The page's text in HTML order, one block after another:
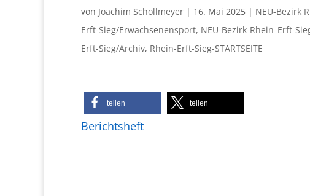
von Joachim Schollmeyer | 16. Mai 2025 | NEU-Bezirk
Erft-Sieg/Erwachsenensport, NEU-Bezirk-Rhein_Erft-
Erft-Sieg/Archiv, Rhein-Erft-Sieg-STARTSEITE
teilen teilen
Berichtsheft